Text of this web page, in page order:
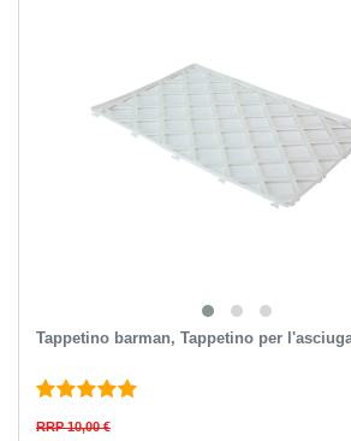
Tappetino barman, Tappetino per
RRP 10,00 €